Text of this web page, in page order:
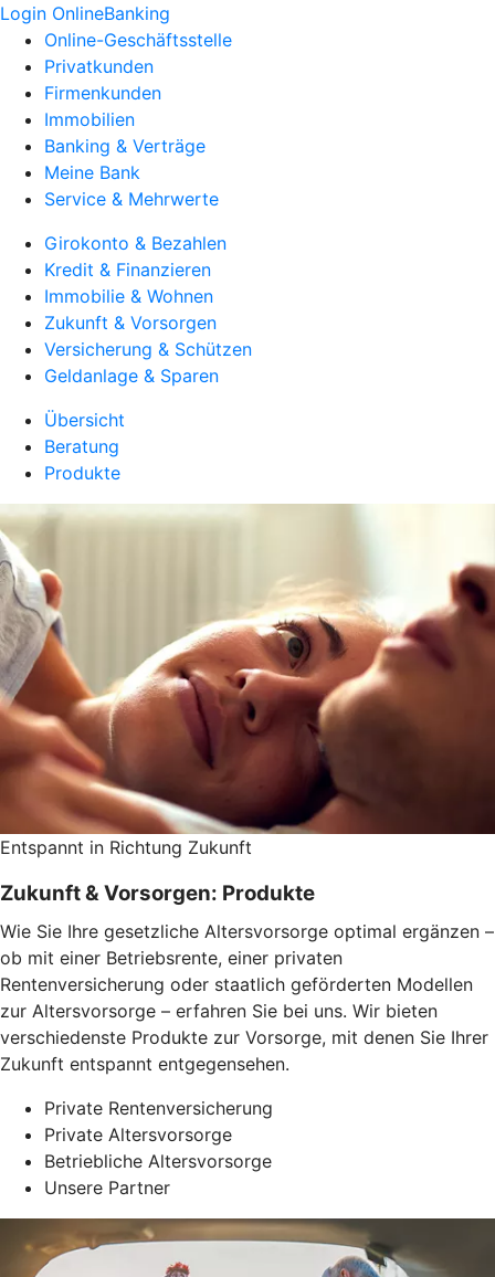
Login OnlineBanking
Online-Geschäftsstelle
Privatkunden
Firmenkunden
Immobilien
Banking & Verträge
Meine Bank
Service & Mehrwerte
Girokonto & Bezahlen
Kredit & Finanzieren
Immobilie & Wohnen
Zukunft & Vorsorgen
Versicherung & Schützen
Geldanlage & Sparen
Übersicht
Beratung
Produkte
Entspannt in Richtung Zukunft
Zukunft & Vorsorgen: Produkte
Wie Sie Ihre gesetzliche Altersvorsorge optimal ergänzen –
ob mit einer Betriebsrente, einer privaten
Rentenversicherung oder staatlich geförderten Modellen
zur Altersvorsorge – erfahren Sie bei uns. Wir bieten
verschiedenste Produkte zur Vorsorge, mit denen Sie Ihrer
Zukunft entspannt entgegensehen.
Private Rentenversicherung
Private Altersvorsorge
Betriebliche Altersvorsorge
Unsere Partner